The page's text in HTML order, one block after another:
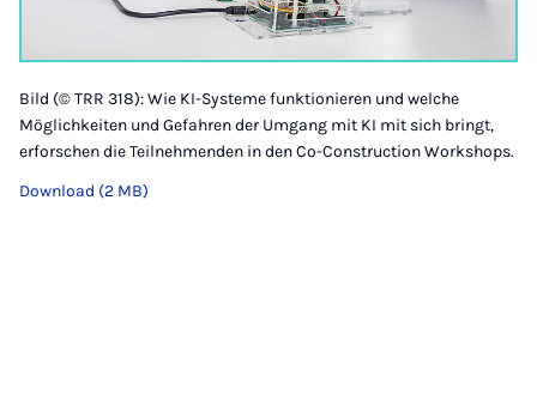
Bild (© TRR 318): Wie KI-Systeme funktionieren und welche
Möglichkeiten und Gefahren der Umgang mit KI mit sich bringt,
erforschen die Teilnehmenden in den Co-Construction Workshops.
Download (2 MB)